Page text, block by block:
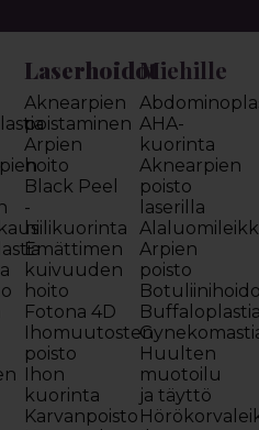
Laserhoidot
Aknearpien
poistaminen
Arpien
hoito
Black Peel
-
hiilikuorinta
Emättimen
kuivuuden
hoito
Fotona 4D
Ihomuutosten
poisto
Ihon
kuorinta
Karvanpoisto
Miehille
AHA-
kuorinta
Aknearpien
poisto
laserilla
Arpien
poisto
Huulten
muotoilu
ja täyttö